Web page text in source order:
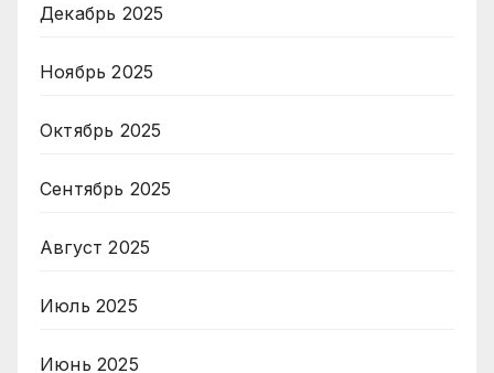
Декабрь 2025
Ноябрь 2025
Октябрь 2025
Сентябрь 2025
Август 2025
Июль 2025
Июнь 2025